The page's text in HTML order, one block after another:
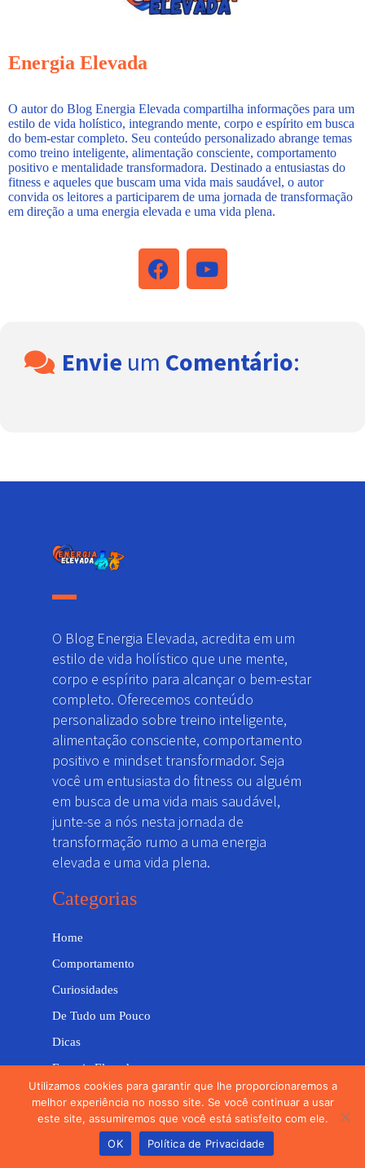
Energia Elevada
O autor do Blog Energia Elevada compartilha informações para um
estilo de vida holístico, integrando mente, corpo e espírito em busca
do bem-estar completo. Seu conteúdo personalizado abrange temas
como treino inteligente, alimentação consciente, comportamento
positivo e mentalidade transformadora. Destinado a entusiastas do
fitness e aqueles que buscam uma vida mais saudável, o autor
convida os leitores a participarem de uma jornada de transformação
em direção a uma energia elevada e uma vida plena.
Envie um Comentário:
O Blog Energia Elevada, acredita em um
estilo de vida holístico que une mente,
corpo e espírito para alcançar o bem-estar
completo. Oferecemos conteúdo
personalizado sobre treino inteligente,
alimentação consciente, comportamento
positivo e mindset transformador. Seja
você um entusiasta do fitness ou alguém
em busca de uma vida mais saudável,
junte-se a nós nesta jornada de
transformação rumo a uma energia
elevada e uma vida plena.
Categorias
Home
Comportamento
Curiosidades
De Tudo um Pouco
Dicas
Energia Elevada
Receitas
Web Stories
Institucional
Utilizamos cookies para garantir que lhe proporcionaremos a
melhor experiência no nosso site. Se você continuar a usar
este site, assumiremos que você está satisfeito com ele.
OK
Política de Privacidade